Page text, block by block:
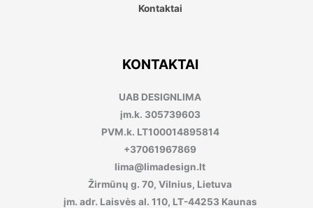
Kontaktai
KONTAKTAI
UAB DESIGNLIMA
įm.k. 305739603
PVM.k. LT100014895814
+37061967869
lima@limadesign.lt
Žirmūnų g. 70, Vilnius, Lietuva
įm. adr. Laisvės al. 110, LT-44253 Kaunas